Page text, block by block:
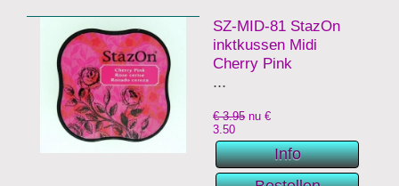
SZ-MID-81 StazOn
inktkussen Midi
Cherry Pink
...
€ 3.95 nu €
3.50